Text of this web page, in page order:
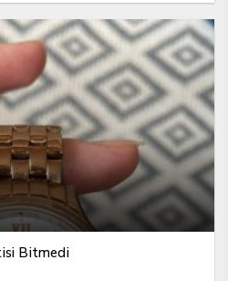
Bitmedi